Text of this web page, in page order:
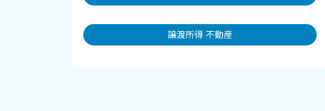
譲渡所得 不動産